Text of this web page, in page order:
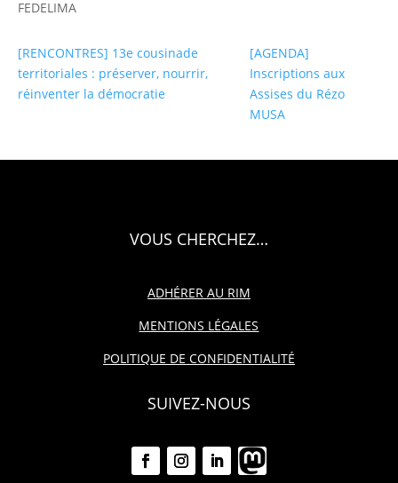
FEDELIMA
[RENCONTRES] 13e cousinade
territoriales : préserver, nourrir,
réinventer la démocratie
[AGENDA]
Inscriptions aux
Assises du Rézo
MUSA
VOUS CHERCHEZ…
ADHÉRER AU RIM
MENTIONS LÉGALES
POLITIQUE DE CONFIDENTIALITÉ
SUIVEZ-NOUS